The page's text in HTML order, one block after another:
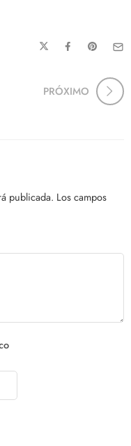
PRÓXIMO
publicada. Los campos